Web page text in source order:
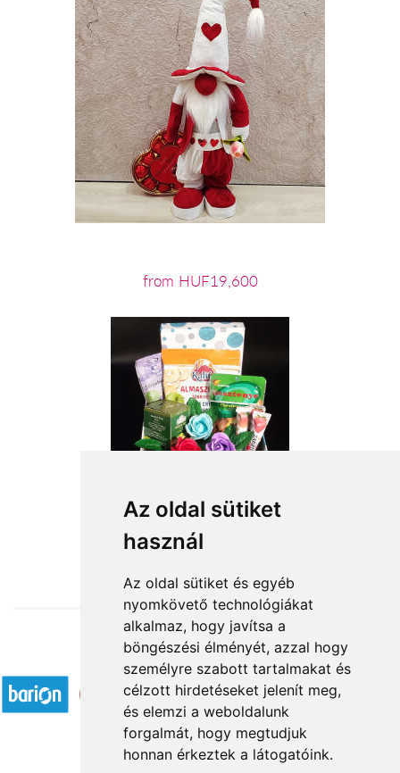
Az oldal sütiket
használ
Az oldal sütiket és egyéb
nyomkövető technológiákat
alkalmaz, hogy javítsa a
böngészési élményét, azzal hogy
személyre szabott tartalmakat és
célzott hirdetéseket jelenít meg,
és elemzi a weboldalunk
forgalmát, hogy megtudjuk
honnan érkeztek a látogatóink.
from HUF19,600
from HUF14,000
Accepted payment methods